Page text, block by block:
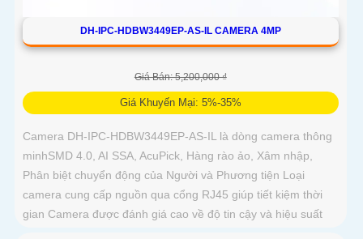
DH-IPC-HDBW3449EP-AS-IL CAMERA 4MP
Giá Bán: 5,200,000 ₫
Giá Khuyến Mại: 5%-35%
Camera DH-IPC-HDBW3449EP-AS-IL là dòng camera thông
minhSMD 4.0, AI SSA, AcuPick, Hàng rào ảo, Xâm nhập,
Phân biệt chuyển động của Người và Phương tiện Loại
camera cung cấp nguồn qua cổng RJ45 giúp tiết kiệm thời
gian Camera được đánh giá cao về độ tin cậy và hiệu suất